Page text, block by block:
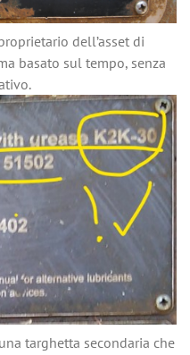
dell’asset di
basato sul tempo, senza
targhetta secondaria che